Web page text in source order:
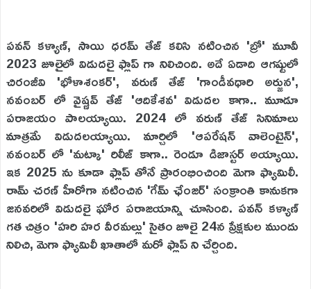
పవన్ కళ్యాణ్, సాయి ధరమ్ తేజ్ కలిసి నటించిన 'బ్రో' మూవీ
2023 జూలైలో విడుదలై ఫ్లాప్ గా నిలిచింది. అదే ఏడాది ఆగష్టులో
చిరంజీవి 'భోళాశంకర్', వరుణ్ తేజ్ 'గాండీవధారి అర్జున',
నవంబర్ లో వైష్ణవ్ తేజ్ 'ఆదికేశవ' విడుదల కాగా.. మూడూ
పరాజయం పాలయ్యాయి. 2024 లో వరుణ్ తేజ్ సినిమాలు
మాత్రమే విడుదలయ్యాయి. మార్చిలో 'ఆపరేషన్ వాలెంటైన్',
నవంబర్ లో 'మట్కా' రిలీజ్ కాగా.. రెండూ డిజాస్టర్ అయ్యాయి.
ఇక 2025 ను కూడా ఫ్లాప్ తోనే ప్రారంభించింది మెగా ఫ్యామిలీ.
రామ్ చరణ్ హీరోగా నటించిన 'గేమ్ ఛేంజర్' సంక్రాంతి కానుకగా
జనవరిలో విడుదలై ఘోర పరాజయాన్ని చూసింది. పవన్ కళ్యాణ్
గత చిత్రం 'హరి హర వీరమల్లు' సైతం జూలై 24న ప్రేక్షకుల ముందు
నిలిచి, మెగా ఫ్యామిలీ ఖాతాలో మరో ఫ్లాప్ ని చేర్చింది.